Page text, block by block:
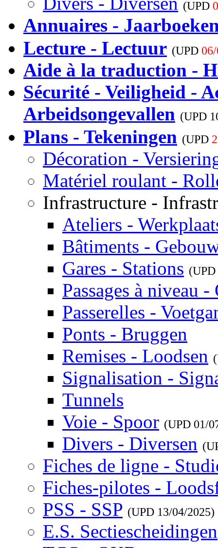
(UPD
Annuaires -
Lecture - Lectuur (UPD
Aide à la traduction -
Sécurité - Veiligheid -
Arbeidsongevallen (UPD
Plans - Tekeningen (UPD
Décoration -
Matériel roulant -
Infrastructure -
Ateliers -
Bâtiments -
Gares - Stations (UPD
Passages à niveau
Passerelles -
Ponts - Bruggen
Remises - Loodsen
Signalisation -
Tunnels
Voie - Spoor (UPD 01/
Divers - Diversen
Fiches de ligne -
Fiches-pilotes -
PSS - SSP (UPD 13/04/2025)
E.S. Sectiescheidingen